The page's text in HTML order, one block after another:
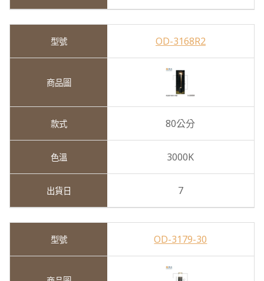
OD-3168R2
80公分
3000K
7
OD-3179-30